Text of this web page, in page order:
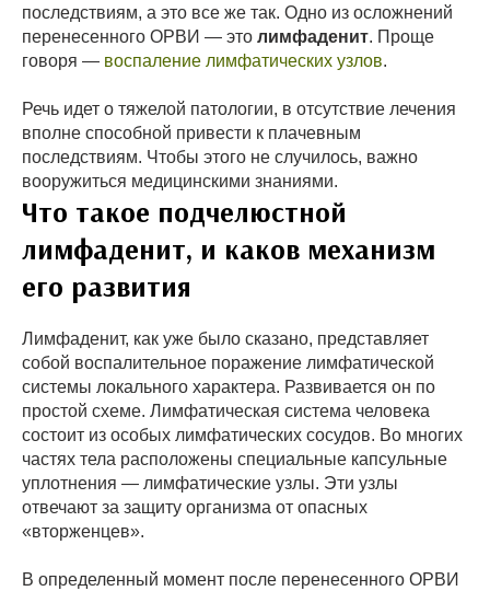
последствиям, а это все же так. Одно из осложнений
перенесенного ОРВИ — это лимфаденит. Проще
говоря — воспаление лимфатических узлов.
Речь идет о тяжелой патологии, в отсутствие лечения
вполне способной привести к плачевным
последствиям. Чтобы этого не случилось, важно
вооружиться медицинскими знаниями.
Что такое подчелюстной
лимфаденит, и каков механизм
его развития
Лимфаденит, как уже было сказано, представляет
собой воспалительное поражение лимфатической
системы локального характера. Развивается он по
простой схеме. Лимфатическая система человека
состоит из особых лимфатических сосудов. Во многих
частях тела расположены специальные капсульные
уплотнения — лимфатические узлы. Эти узлы
отвечают за защиту организма от опасных
«вторженцев».
В определенный момент после перенесенного ОРВИ